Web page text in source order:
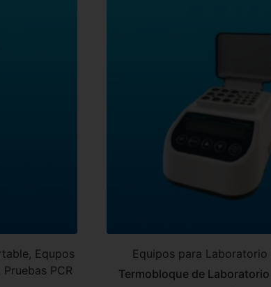
Equpos
PCR
Equipos para Laboratorio
Termobloque de